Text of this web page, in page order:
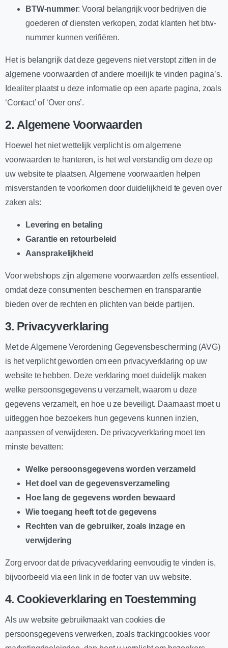
BTW-nummer: Vooral belangrijk voor bedrijven die
goederen of diensten verkopen, zodat klanten het btw-
nummer kunnen verifiëren.
Het is belangrijk dat deze gegevens niet verstopt zitten in de
algemene voorwaarden of andere moeilijk te vinden pagina’s.
Idealiter plaatst u deze informatie op een aparte pagina, zoals
‘Contact’ of ‘Over ons’.
2. Algemene Voorwaarden
Hoewel het niet wettelijk verplicht is om algemene
voorwaarden te hanteren, is het wel verstandig om deze op
uw website te plaatsen. Algemene voorwaarden helpen
misverstanden te voorkomen door duidelijkheid te geven over
zaken als:
Levering en betaling
Garantie en retourbeleid
Aansprakelijkheid
Voor webshops zijn algemene voorwaarden zelfs essentieel,
omdat deze consumenten beschermen en transparantie
bieden over de rechten en plichten van beide partijen.
3. Privacyverklaring
Met de Algemene Verordening Gegevensbescherming (AVG)
is het verplicht geworden om een privacyverklaring op uw
website te hebben. Deze verklaring moet duidelijk maken
welke persoonsgegevens u verzamelt, waarom u deze
gegevens verzamelt, en hoe u ze beveiligt. Daarnaast moet u
uitleggen hoe bezoekers hun gegevens kunnen inzien,
aanpassen of verwijderen. De privacyverklaring moet ten
minste bevatten:
Welke persoonsgegevens worden verzameld
Het doel van de gegevensverzameling
Hoe lang de gegevens worden bewaard
Wie toegang heeft tot de gegevens
Rechten van de gebruiker, zoals inzage en
verwijdering
Zorg ervoor dat de privacyverklaring eenvoudig te vinden is,
bijvoorbeeld via een link in de footer van uw website.
4. Cookieverklaring en Toestemming
Als uw website gebruikmaakt van cookies die
persoonsgegevens verwerken, zoals trackingcookies voor